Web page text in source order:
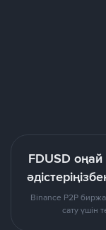
FDUSD
Binance P2P
сату үшін